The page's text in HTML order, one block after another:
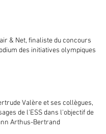
& Net, finaliste du concours
des initiatives olympiques"
Valère et ses collègues,
de l'ESS dans l'objectif de
Arthus-Bertrand